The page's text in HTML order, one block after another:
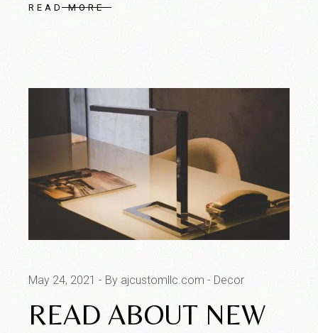
READ MORE
May 24, 2021 By ajcustomllc.com Decor
READ ABOUT NEW